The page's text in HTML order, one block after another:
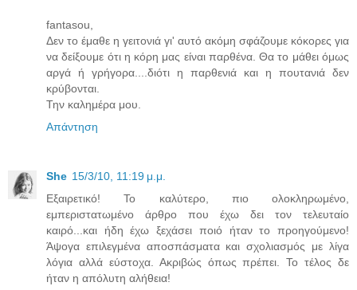
fantasou,
Δεν το έμαθε η γειτονιά γι' αυτό ακόμη σφάζουμε κόκορες για
να δείξουμε ότι η κόρη μας είναι παρθένα. Θα το μάθει όμως
αργά ή γρήγορα....διότι η παρθενιά και η πουτανιά δεν
κρύβονται.
Την καλημέρα μου.
Απάντηση
She 15/3/10, 11:19 μ.μ.
Εξαιρετικό! Το καλύτερο, πιο ολοκληρωμένο,
εμπεριστατωμένο άρθρο που έχω δει τον τελευταίο
καιρό...και ήδη έχω ξεχάσει ποιό ήταν το προηγούμενο!
Άψογα επιλεγμένα αποσπάσματα και σχολιασμός με λίγα
λόγια αλλά εύστοχα. Ακριβώς όπως πρέπει. Το τέλος δε
ήταν η απόλυτη αλήθεια!